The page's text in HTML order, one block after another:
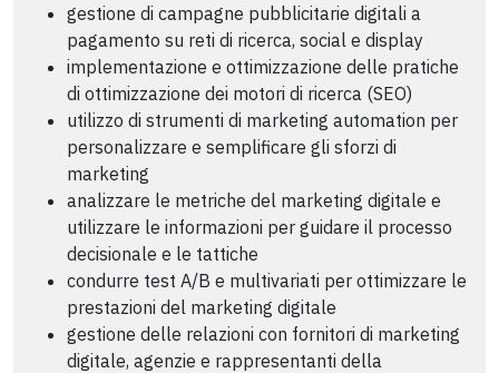
gestione di campagne pubblicitarie digitali a
pagamento su reti di ricerca, social e display
implementazione e ottimizzazione delle pratiche
di ottimizzazione dei motori di ricerca (SEO)
utilizzo di strumenti di marketing automation per
personalizzare e semplificare gli sforzi di
marketing
analizzare le metriche del marketing digitale e
utilizzare le informazioni per guidare il processo
decisionale e le tattiche
condurre test A/B e multivariati per ottimizzare le
prestazioni del marketing digitale
gestione delle relazioni con fornitori di marketing
digitale, agenzie e rappresentanti della